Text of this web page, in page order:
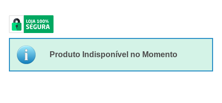
Produto Indisponível no Momento